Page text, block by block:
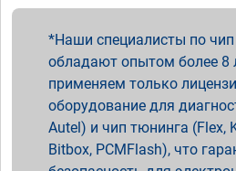
Наши специалисты по
обладают опытом более 8
применяем только
оборудование для
Autel) и чип тюнинга (Flex,
Bitbox, PCMFlash), что